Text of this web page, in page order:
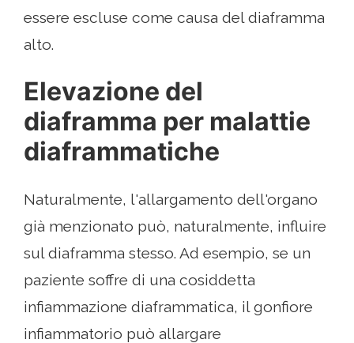
essere escluse come causa del diaframma
alto.
Elevazione del
diaframma per malattie
diaframmatiche
Naturalmente, l'allargamento dell'organo
già menzionato può, naturalmente, influire
sul diaframma stesso. Ad esempio, se un
paziente soffre di una cosiddetta
infiammazione diaframmatica, il gonfiore
infiammatorio può allargare